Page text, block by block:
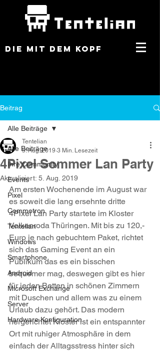
DIE MIT DEM KOPF
Beitrag
Alle Beiträge
Ihre Community
Events
Pixel
Commotron
Tentelian
Windows
Smartphone
Android
Microsoft Exchange
Server
Hardware Konfiguration
Alle Beiträge
4Pixel Sommer Lan Party
Tentelian
5. Aug. 2019 3 Min. Lesezeit
Aktualisiert: 5. Aug. 2019
Am ersten Wochenende im August war
es soweit die lang ersehnte dritte
4Pixel Lan Party startete im Kloster
Volkenroda Thüringen. Mit bis zu 120,-
Euro je nach gebuchtem Paket, richtet
sich das Gaming Event an ein
Publikum das es ein bisschen
bequemer mag, deswegen gibt es hier
für jeden Betten in schönen Zimmern
mit Duschen und allem was zu einem
Urlaub dazu gehört. Das modern
hergerichtet Kloster ist ein entspannter
Ort mit ruhiger Atmosphäre in dem
einfach der Alltagsstress hinter sich